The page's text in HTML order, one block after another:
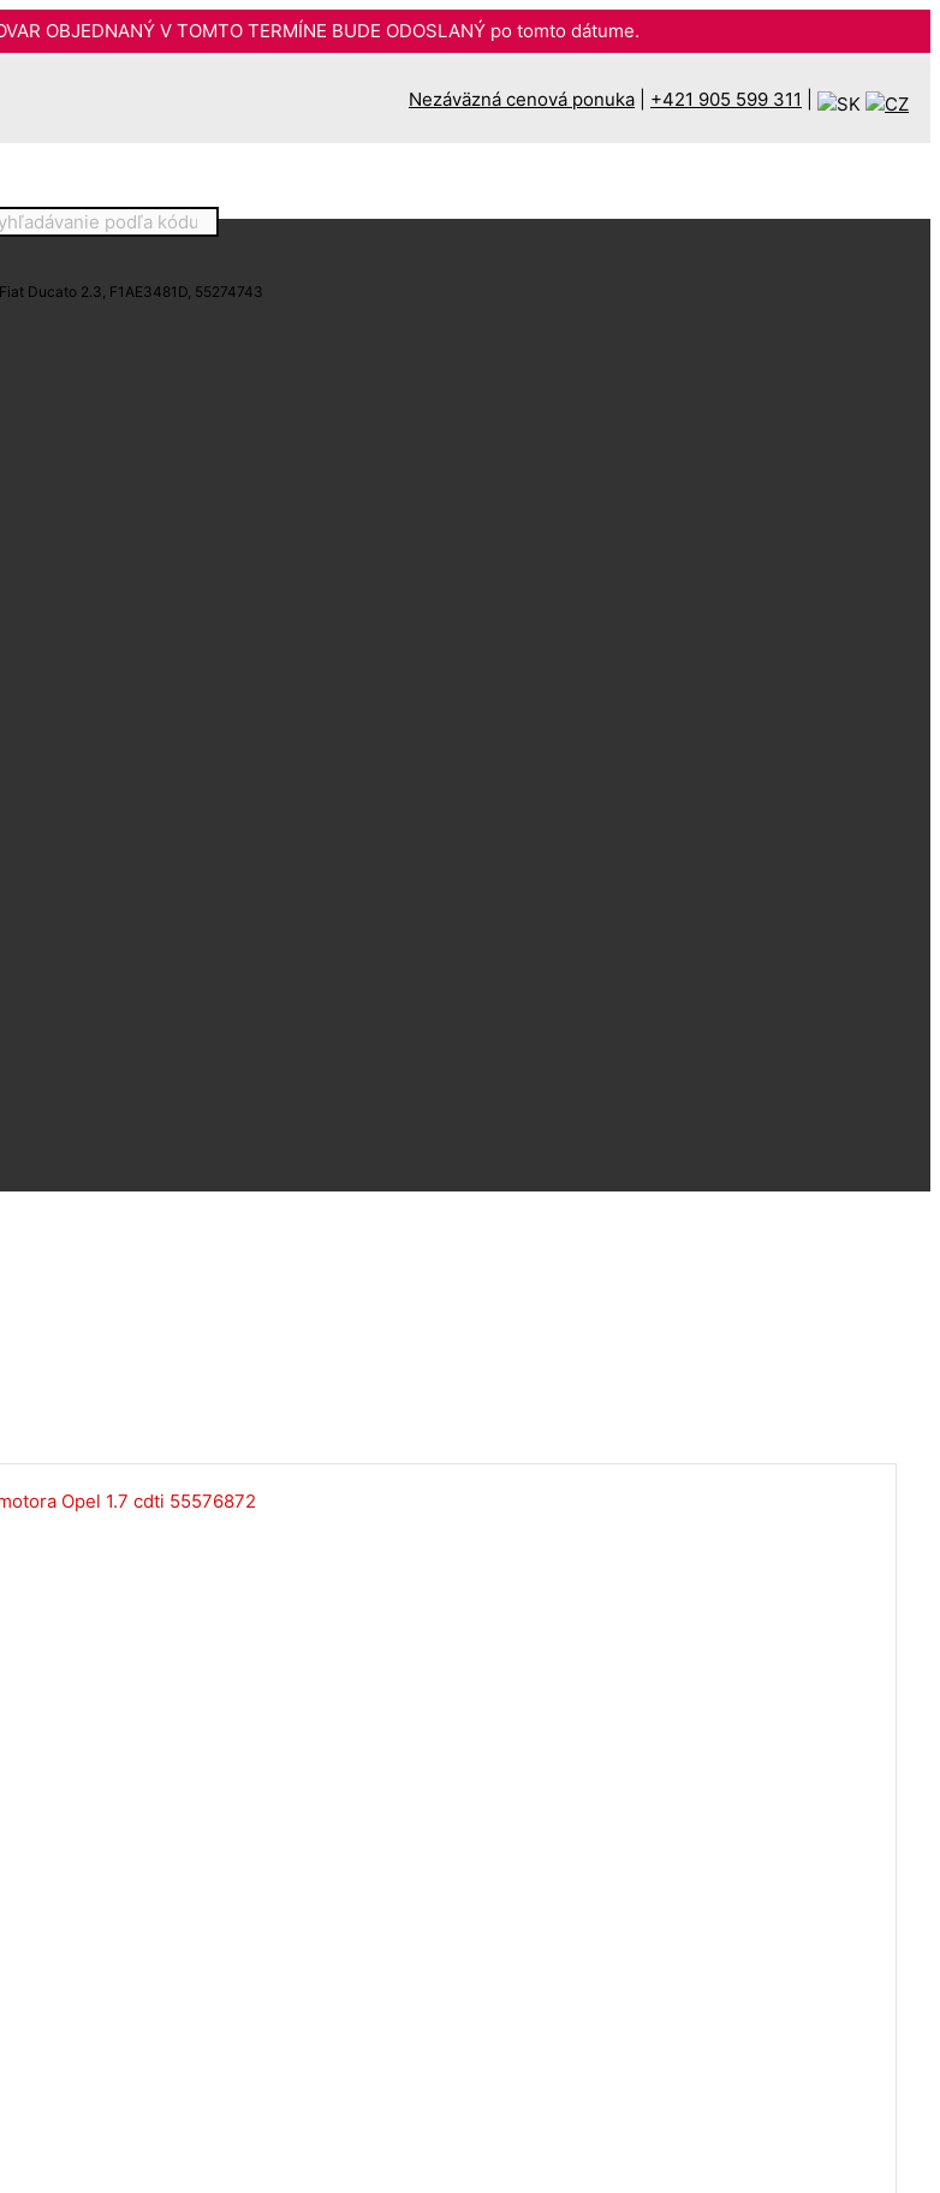
OBJEDNANÝ V TOMTO TERMÍNE BUDE ODOSLANÝ po tomto dátume.
Nezáväzná cenová ponuka +421 905 599 311
Ducato 2.3, F1AE3481D, 55274743